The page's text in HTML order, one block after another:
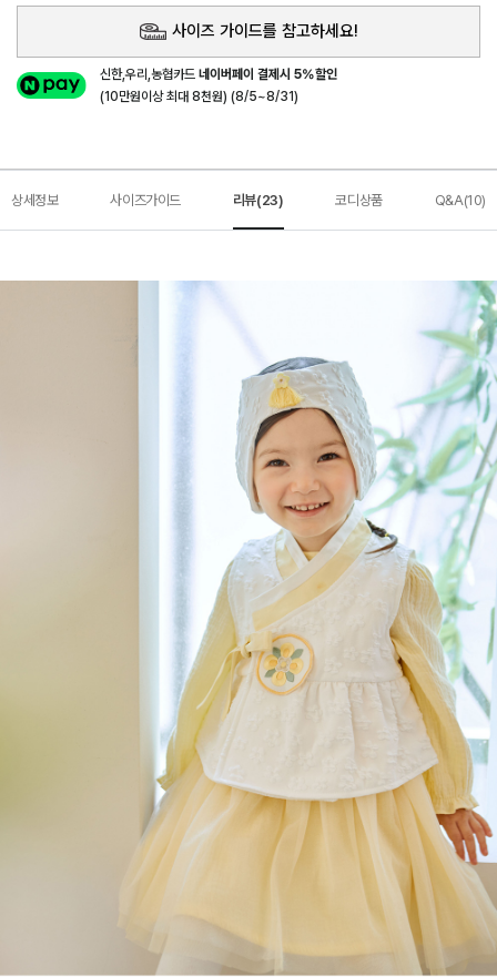
사이즈 가이드를 참고하세요!
신한,우리,농협카드네이버페이 결제시 5%할인
(10만원이상 최대 8천원) (8/5~8/31)
상세정보 사이즈가이드 리뷰(23) 코디상품 Q&A(10)